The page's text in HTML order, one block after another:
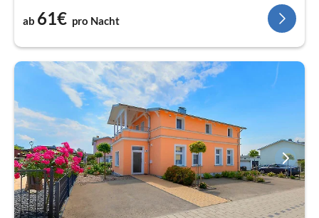
ab 61€ pro Nacht